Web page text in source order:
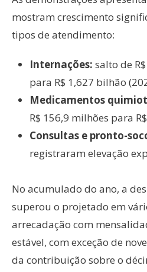
mostram crescimento
tipos de atendimento:
Internações: salto de
para R$ 1,627 bilhão
Medicamentos
R$ 156,9 milhões para
Consultas e pronto-
registraram elevação
No acumulado do ano, a
superou o projetado em
arrecadação com
estável, com exceção de
da contribuição sobre o